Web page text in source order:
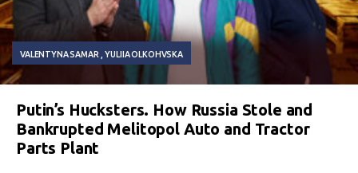
VALENTYNA SAMAR YULIIA OLKOHVSKA
Putin’s Hucksters. How Russia Stole and
Bankrupted Melitopol Auto and Tractor
Parts Plant